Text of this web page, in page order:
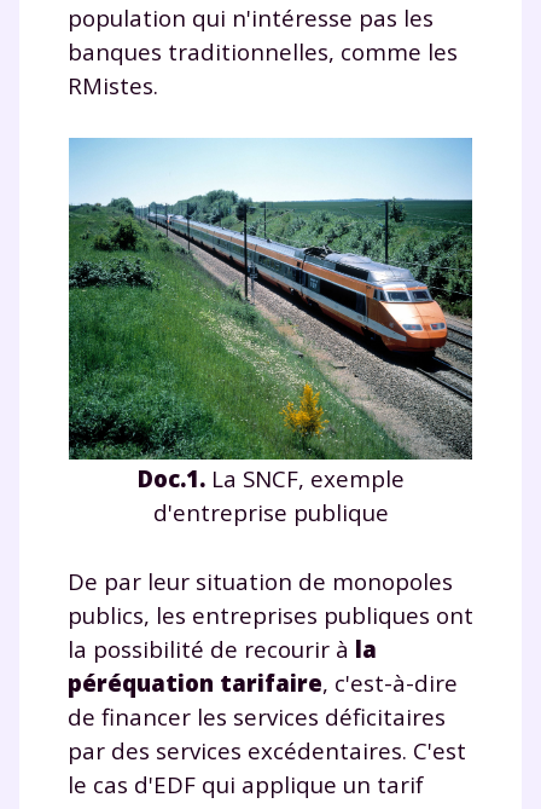
population qui n'intéresse pas les
banques traditionnelles, comme les
RMistes.
Doc.1.La SNCF, exemple
d'entreprise publique
De par leur situation de monopoles
publics, les entreprises publiques ont
la possibilité de recourir à la
péréquation tarifaire, c'est-à-dire
de financer les services déficitaires
par des services excédentaires. C'est
le cas d'EDF qui applique un tarif